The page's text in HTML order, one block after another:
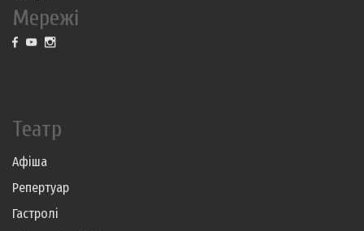
Мережі
Театр
Афіша
Репертуар
Гастролі